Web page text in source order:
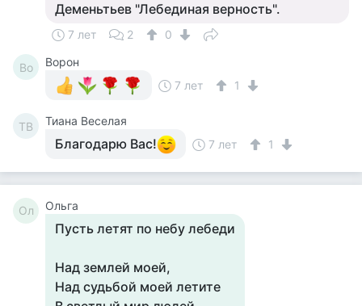
Деменьтьев "Лебединая верность".
7 лет 2 0
Во
Ворон
7 лет
1
ТВ Тиана Веселая
Благодарю Вас! 7 лет 1
Ол Ольга
Пусть летят по небу лебеди
Над землей моей,
Над судьбой моей летите